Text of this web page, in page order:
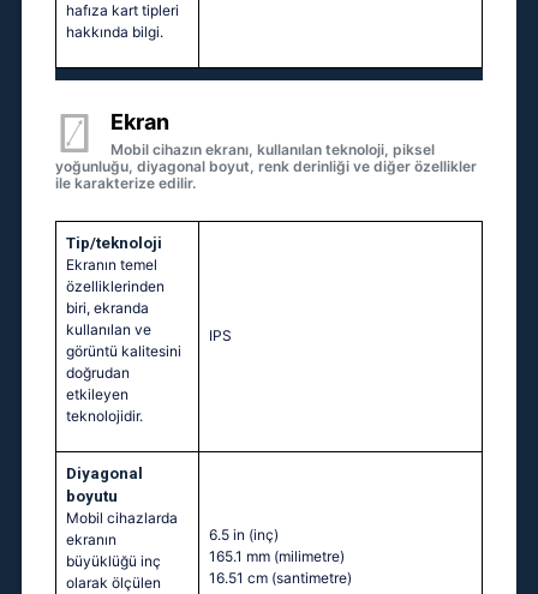
hafıza kart tipleri
hakkında bilgi.
Ekran
Mobil cihazın ekranı, kullanılan teknoloji, piksel
yoğunluğu, diyagonal boyut, renk derinliği ve diğer özellikler
ile karakterize edilir.
Tip/teknoloji
Ekranın temel
özelliklerinden
biri, ekranda
kullanılan ve
görüntü kalitesini
doğrudan
etkileyen
teknolojidir.
IPS
Diyagonal
boyutu
Mobil cihazlarda
ekranın
büyüklüğü inç
olarak ölçülen
6.5 in (inç)
165.1 mm (milimetre)
16.51 cm (santimetre)